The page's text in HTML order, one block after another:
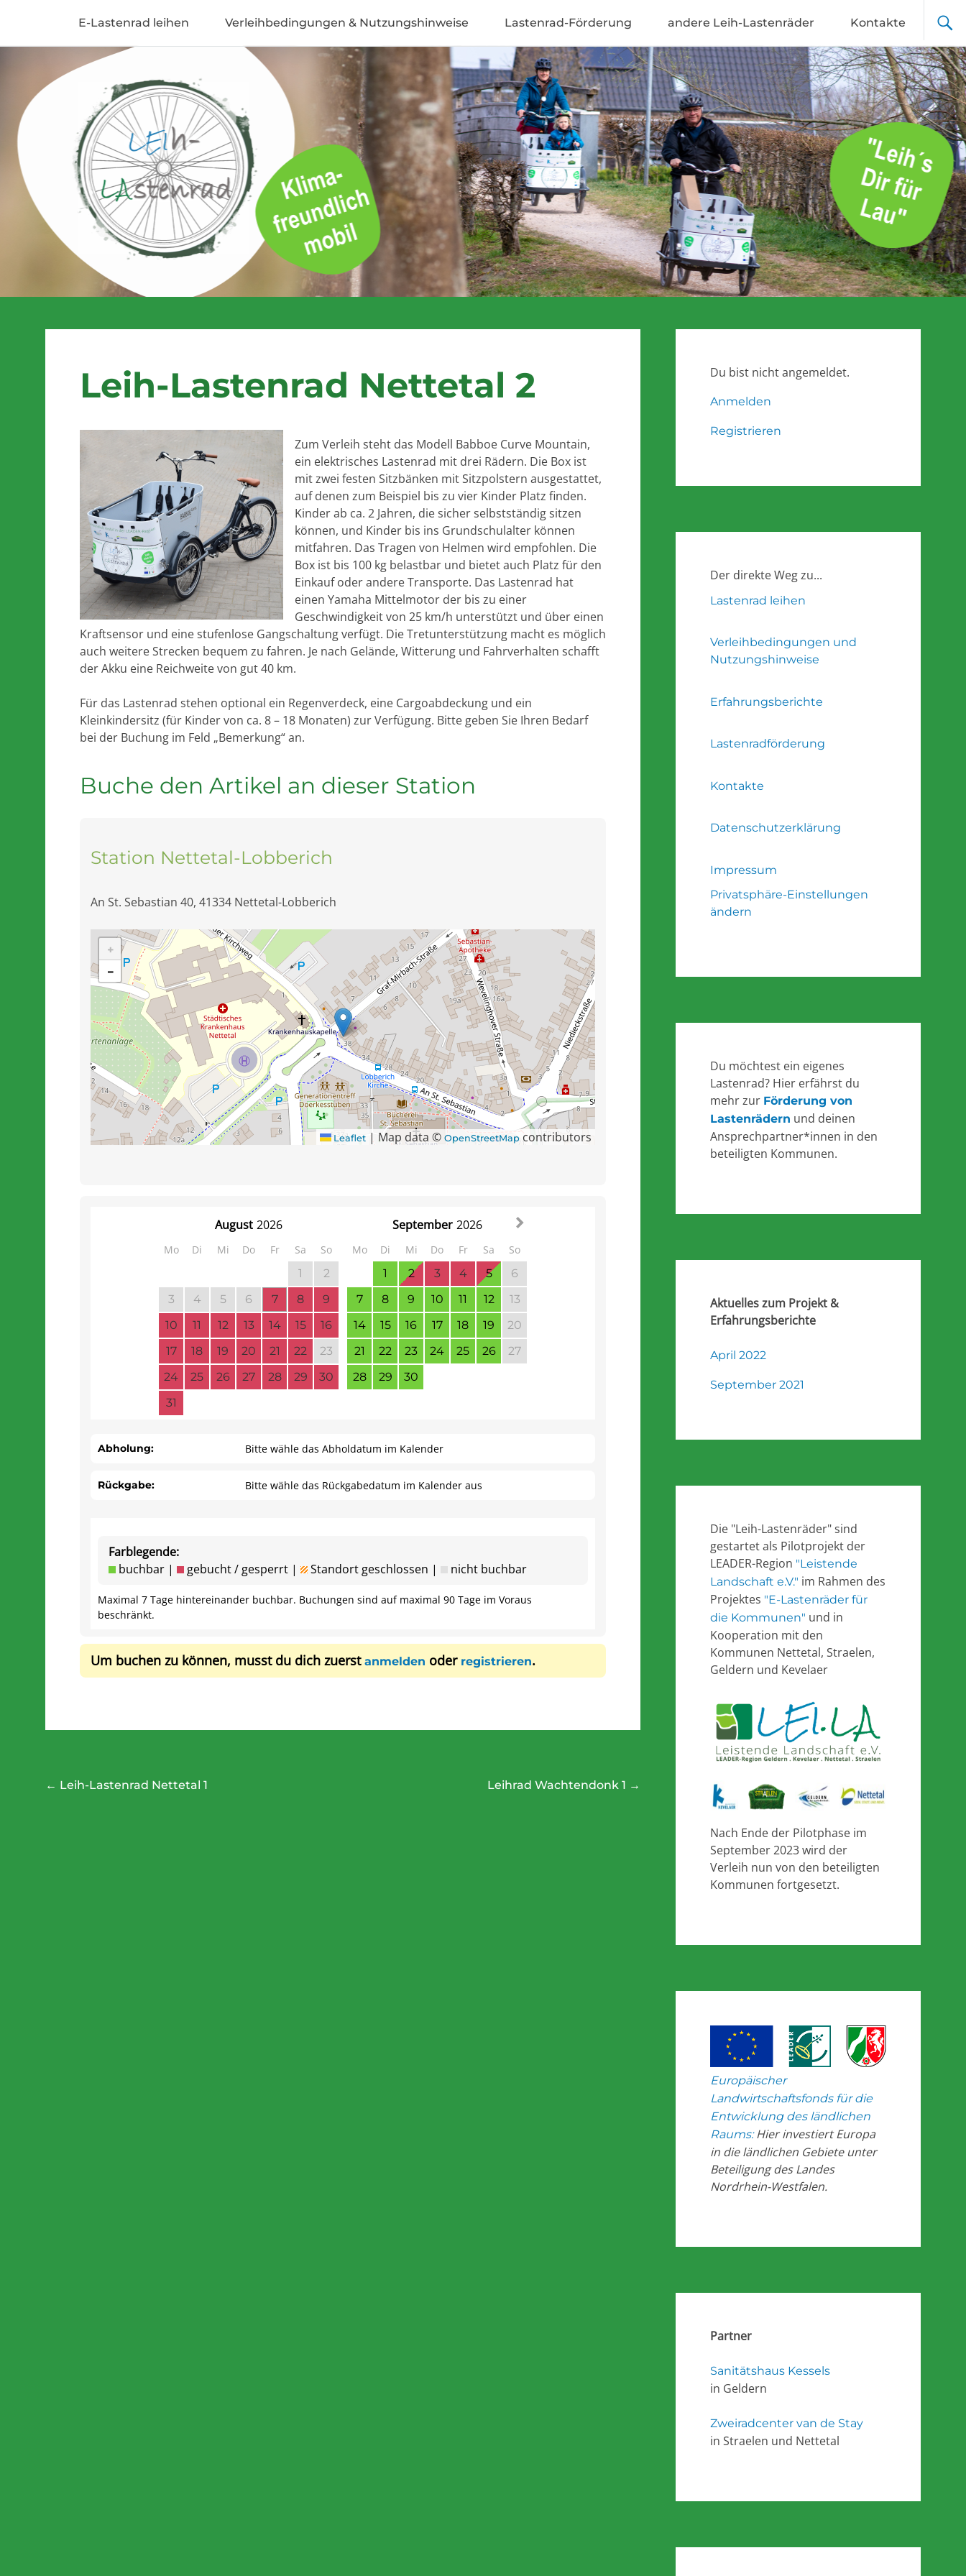
E-Lastenrad leihen Verleihbedingungen & Nutzungshinweise Lastenrad-Förderung andere Leih-Lastenräder Kontakte
Leih-Lastenrad Nettetal 2
Zum Verleih steht das Modell Babboe Curve Mountain,
ein elektrisches Lastenrad mit drei Rädern. Die Box ist
mit zwei festen Sitzbänken mit Sitzpolstern ausgestattet,
auf denen zum Beispiel bis zu vier Kinder Platz finden.
Kinder ab ca. 2 Jahren, die sicher selbstständig sitzen
können, und Kinder bis ins Grundschulalter können
mitfahren. Das Tragen von Helmen wird empfohlen. Die
Box ist bis 100 kg belastbar und bietet auch Platz für den
Einkauf oder andere Transporte. Das Lastenrad hat
einen Yamaha Mittelmotor der bis zu einer
Geschwindigkeit von 25 km/h unterstützt und über einen
Kraftsensor und eine stufenlose Gangschaltung verfügt. Die Tretunterstützung macht es möglich
auch weitere Strecken bequem zu fahren. Je nach Gelände, Witterung und Fahrverhalten schafft
der Akku eine Reichweite von gut 40 km.
Für das Lastenrad stehen optional ein Regenverdeck, eine Cargoabdeckung und ein
Kleinkindersitz (für Kinder von ca. 8 – 18 Monaten) zur Verfügung. Bitte geben Sie Ihren Bedarf
bei der Buchung im Feld „Bemerkung“ an.
Buche den Artikel an dieser Station
Station Nettetal-Lobberich
An St. Sebastian 40, 41334 Nettetal-Lobberich
+
−
Leaflet | Map data ©OpenStreetMap contributors
August 2026
Mo Di Mi Do Fr Sa
So
1
2
3
4 5 6 7 8
9
10
11 12 13 14 15
16
17
18 19 20 21 22
23
24
25 26 27 28 29
30
31
September 2026
Mo Di Mi Do Fr Sa
So
1
2 3 4 5
6
7
8 9 10 11 12
13
14
15 16 17 18 19
20
21
22 23 24 25 26
27
28
29 30
Abholung: Bitte wähle das Abholdatum im Kalender
Rückgabe: Bitte wähle das Rückgabedatum im Kalender aus
Farblegende:
buchbar |
gebucht / gesperrt | Standort geschlossen | nicht buchbar
Maximal 7 Tage hintereinander buchbar. Buchungen sind auf maximal 90 Tage im Voraus
beschränkt.
Um buchen zu können, musst du dich zuerst anmelden oder registrieren.
Beitragsnavigation
← Leih-Lastenrad Nettetal 1 Leihrad Wachtendonk 1 →
Du bist nicht angemeldet.
Anmelden
Registrieren
Der direkte Weg zu...
Lastenrad leihen
Verleihbedingungen und
Nutzungshinweise
Erfahrungsberichte
Lastenradförderung
Kontakte
Datenschutzerklärung
Impressum
Privatsphäre-Einstellungen
ändern
Du möchtest ein eigenes
Lastenrad? Hier erfährst du
mehr zur Förderung von
Lastenrädern und deinen
Ansprechpartner*innen in den
beteiligten Kommunen.
Aktuelles zum Projekt &
Erfahrungsberichte
April 2022
September 2021
Die "Leih-Lastenräder" sind
gestartet als Pilotprojekt der
LEADER-Region "Leistende
Landschaft e.V." im Rahmen des
Projektes "E-Lastenräder für
die Kommunen" und in
Kooperation mit den
Kommunen Nettetal, Straelen,
Geldern und Kevelaer
Nach Ende der Pilotphase im
September 2023 wird der
Verleih nun von den beteiligten
Kommunen fortgesetzt.
Europäischer
Landwirtschaftsfonds für die
Entwicklung des ländlichen
Raums:Hier investiert Europa
in die ländlichen Gebiete unter
Beteiligung des Landes
Nordrhein-Westfalen.
Partner
Sanitätshaus Kessels
in Geldern
Zweiradcenter van de Stay
in Straelen und Nettetal